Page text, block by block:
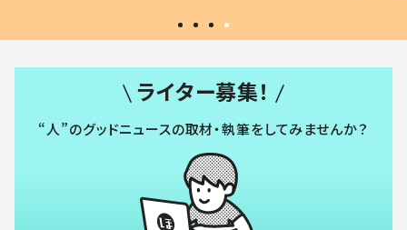
ライター募集！
“人”のグッドニュースの取材・執筆をしてみませんか？